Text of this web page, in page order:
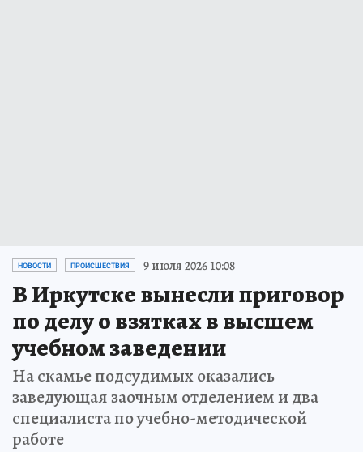
НОВОСТИ ПРОИСШЕСТВИЯ 9 июля 2026 10:08
В Иркутске вынесли приговор
по делу о взятках в высшем
учебном заведении
На скамье подсудимых оказались
заведующая заочным отделением и два
специалиста по учебно-методической
работе